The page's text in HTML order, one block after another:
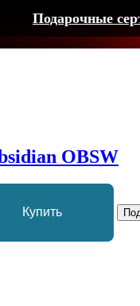
Подарочные
OBSW
Купить